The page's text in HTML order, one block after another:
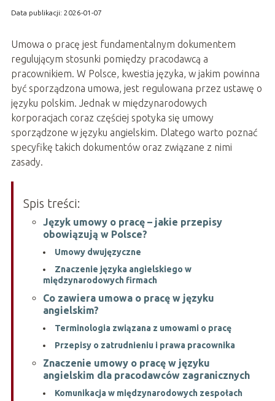
Data publikacji: 2026-01-07
Umowa o pracę jest fundamentalnym dokumentem
regulującym stosunki pomiędzy pracodawcą a
pracownikiem. W Polsce, kwestia języka, w jakim powinna
być sporządzona umowa, jest regulowana przez ustawę o
języku polskim. Jednak w międzynarodowych
korporacjach coraz częściej spotyka się umowy
sporządzone w języku angielskim. Dlatego warto poznać
specyfikę takich dokumentów oraz związane z nimi
zasady.
Spis treści:
Język umowy o pracę – jakie przepisy
obowiązują w Polsce?
Umowy dwujęzyczne
Znaczenie języka angielskiego w
międzynarodowych firmach
Co zawiera umowa o pracę w języku
angielskim?
Terminologia związana z umowami o pracę
Przepisy o zatrudnieniu i prawa pracownika
Znaczenie umowy o pracę w języku
angielskim dla pracodawców zagranicznych
Komunikacja w międzynarodowych zespołach